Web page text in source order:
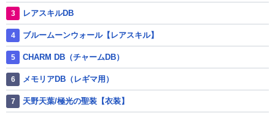
レアスキルDB
ブルームーンウォール【レアスキル】
CHARM DB（チャームDB）
メモリアDB（レギマ用）
天野天葉/極光の聖装【衣装】